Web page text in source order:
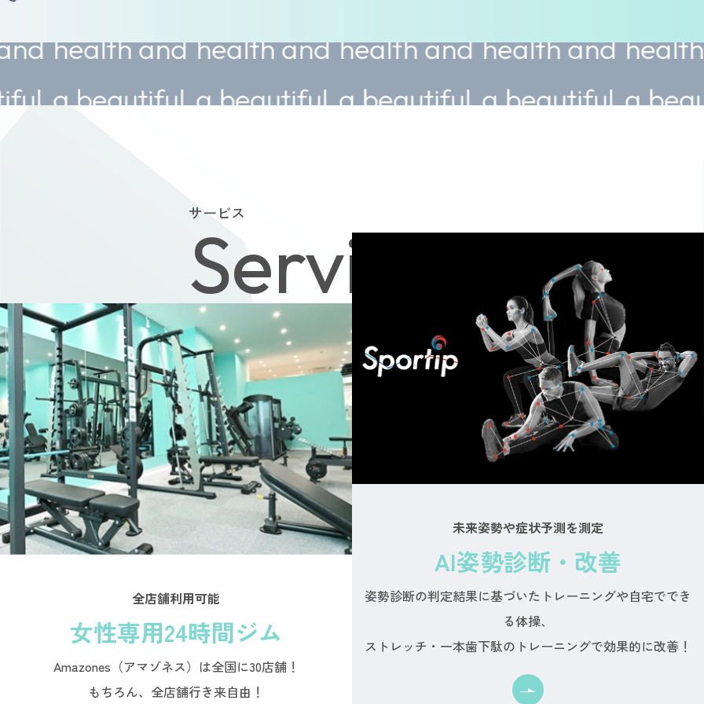
and health and
a beautiful
health and
a beautiful
health and
a beautiful
health and
a beautiful a
サービス
Service
全店舗利用可能
女性専用24時間ジム
Amazones（アマゾネス）は全国に30店舗！
もちろん、全店舗行き来自由！
未来姿勢や症状予測を測定
AI姿勢診断・改善
姿勢診断の判定結果に基づいたトレーニングや自宅ででき
る体操、
ストレッチ・一本歯下駄のトレーニングで効果的に改善！